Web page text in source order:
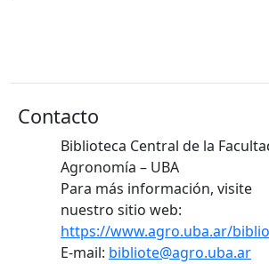
Contacto
Biblioteca Central de la
Agronomía – UBA
Para más información, visite
nuestro sitio web:
https://www.agro.uba.ar/
E-mail: bibliote@agro.uba.ar